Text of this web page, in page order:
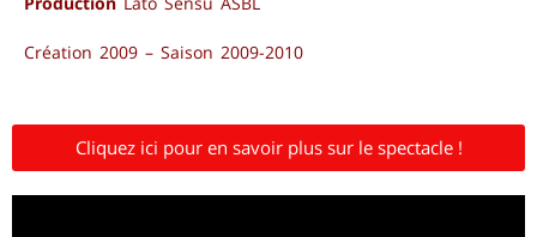
Création 2009 – Saison 2009-2010
Cliquez ici pour en savoir plus sur le spectacle !